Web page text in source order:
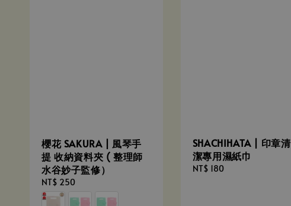
櫻花 SAKURA | 風琴手
提 收納資料夾 ( 整理師
水谷妙子監修）
Regular
price
NT$ 250
SHACHIHATA | 印章清
潔專用濕紙巾
Regular
NT$ 180